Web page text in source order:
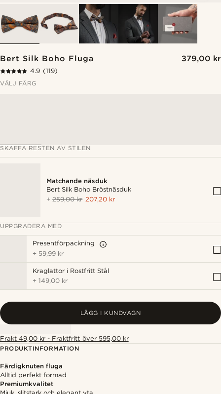
Bert Silk Boho Fluga 379,00 kr
4.9 (119)
VÄLJ FÄRG
SKAFFA RESTEN AV STILEN
Matchande näsduk
Bert Silk Boho Bröstnäsduk
+259,00 kr 207,20 kr
UPPGRADERA MED
Presentförpackning
+ 59,99 kr
Kraglattor i Rostfritt Stål
+149,00 kr
LÄGG I KUNDVAGN
Frakt 49,00 kr - Fraktfritt över 595,00 kr
PRODUKTINFORMATION
Färdigknuten fluga
Alltid perfekt formad
Premiumkvalitet